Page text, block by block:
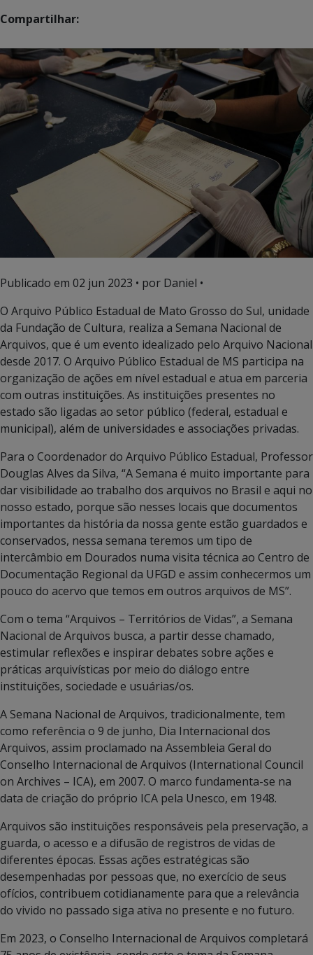
Compartilhar:
Publicado em 02 jun 2023 • por Daniel •
O Arquivo Público Estadual de Mato Grosso do Sul, unidade
da Fundação de Cultura, realiza a Semana Nacional de
Arquivos, que é um evento idealizado pelo Arquivo Nacional
desde 2017. O Arquivo Público Estadual de MS participa na
organização de ações em nível estadual e atua em parceria
com outras instituições. As instituições presentes no
estado são ligadas ao setor público (federal, estadual e
municipal), além de universidades e associações privadas.
Para o Coordenador do Arquivo Público Estadual, Professor
Douglas Alves da Silva, “A Semana é muito importante para
dar visibilidade ao trabalho dos arquivos no Brasil e aqui no
nosso estado, porque são nesses locais que documentos
importantes da história da nossa gente estão guardados e
conservados, nessa semana teremos um tipo de
intercâmbio em Dourados numa visita técnica ao Centro de
Documentação Regional da UFGD e assim conhecermos um
pouco do acervo que temos em outros arquivos de MS”.
Com o tema “Arquivos – Territórios de Vidas”, a Semana
Nacional de Arquivos busca, a partir desse chamado,
estimular reflexões e inspirar debates sobre ações e
práticas arquivísticas por meio do diálogo entre
instituições, sociedade e usuárias/os.
A Semana Nacional de Arquivos, tradicionalmente, tem
como referência o 9 de junho, Dia Internacional dos
Arquivos, assim proclamado na Assembleia Geral do
Conselho Internacional de Arquivos (International Council
on Archives – ICA), em 2007. O marco fundamenta-se na
data de criação do próprio ICA pela Unesco, em 1948.
Arquivos são instituições responsáveis pela preservação, a
guarda, o acesso e a difusão de registros de vidas de
diferentes épocas. Essas ações estratégicas são
desempenhadas por pessoas que, no exercício de seus
ofícios, contribuem cotidianamente para que a relevância
do vivido no passado siga ativa no presente e no futuro.
Em 2023, o Conselho Internacional de Arquivos completará